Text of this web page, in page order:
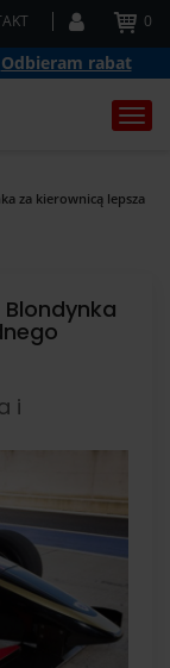
0
Odbieram rabat
za kierownicą lepsza
i